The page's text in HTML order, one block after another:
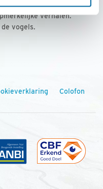
leden, met
verhalen.
vogels.
Colofon